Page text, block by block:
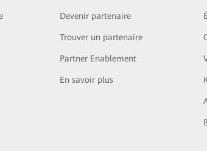
Devenir partenaire
Trouver un partenaire
Partner Enablement
En savoir plus